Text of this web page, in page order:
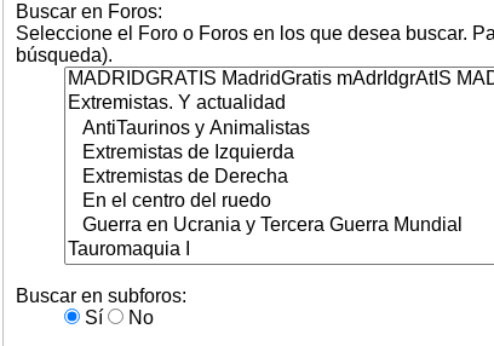
Buscar en Foros:
Seleccione el Foro o Foros en los que desea buscar.
búsqueda).
Buscar en subforos:
Sí
No